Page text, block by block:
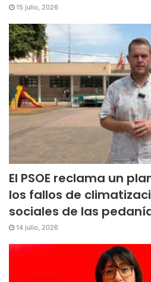
15 julio, 2026
El PSOE reclama un
los fallos de
sociales de las
14 julio, 2026